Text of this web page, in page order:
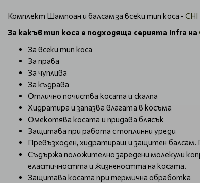
Комплект Шампоан и балсам за всеки тип коса - CHI
За какъв тип коса е подходяща серията Infra на
За всеки тип коса
За права
За чуплива
За къдрава
Отлично почиства косата и скалпа
Хидратира и запазва влагата в косъма
Омекотява косата и придава блясък
Защитава при работа с топлинни уреди
Превъзходен, хидратиращ и защитен балсам.
Съдържа положително заредени молекули
еластичността и жизнеността на косата.
Защитава косата при термична обработка